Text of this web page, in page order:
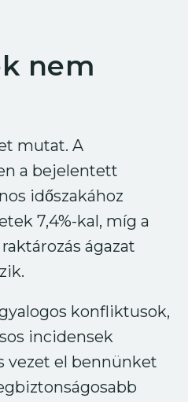
nem
mutat. A
a bejelentett
időszakához
7,4%-kal, míg a
ágazat
konfliktusok,
incidensek
vezet el bennünket